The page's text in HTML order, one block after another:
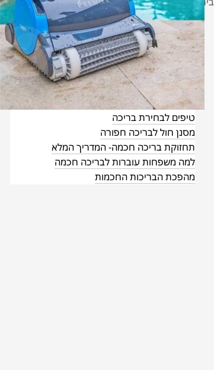
ציוד לבריכה ראשון לציון
ציוד לבריכות שחיה בצפון
ציוד לבריכה תל אביב
ציוד לבריכות חיפה
מלח לבריכה - השאירו את הכלור מאחור
רובוט לבריכה במבצע
תיקון רובוט לבריכה
טיפים לבחירת בריכה
מסנן חול לבריכה חפורה
תחזוקת בריכה חכמה- המדריך המלא
למה משפחות עוברות לבריכה חכמה
מהפכת הבריכות החכמות